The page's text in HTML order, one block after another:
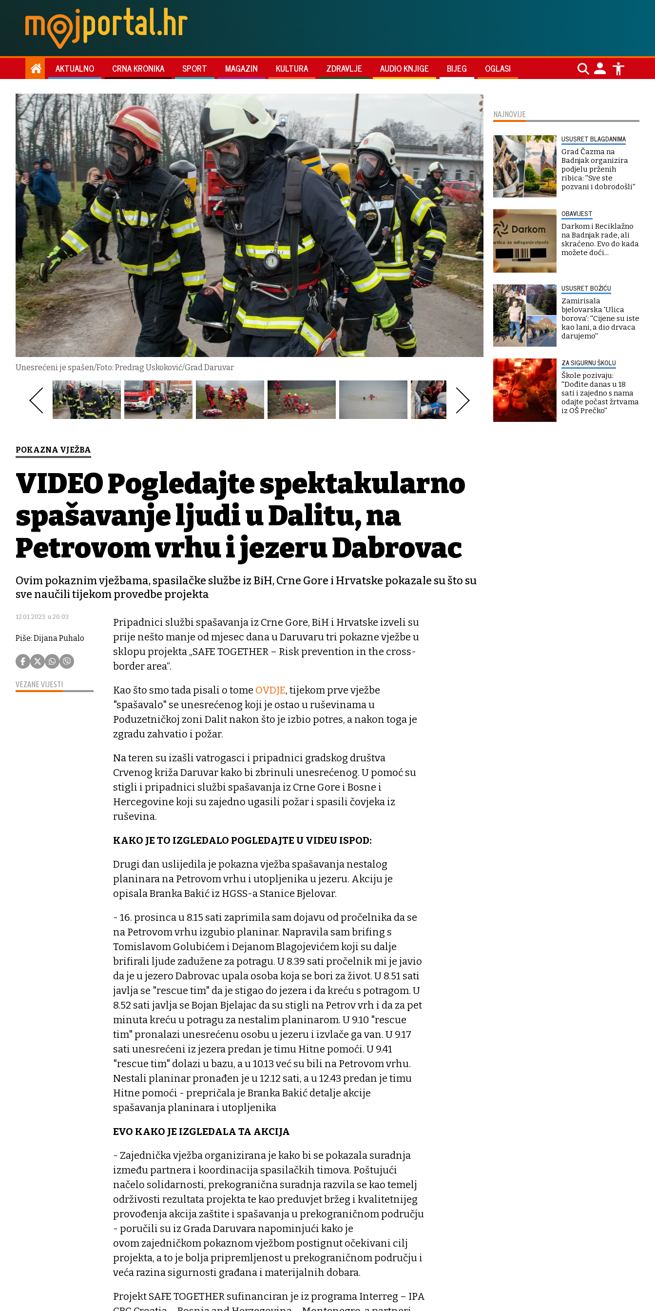
AKTUALNO CRNA KRONIKA SPORT MAGAZIN KULTURA ZDRAVLJE AUDIO KNJIGE BIJEG OGLASI
Unesrećeni je spašen/Foto: Predrag Uskoković/Grad Daruvar
POKAZNA VJEŽBA
VIDEO Pogledajte spektakularno
spašavanje ljudi u Dalitu, na
Petrovom vrhu i jezeru Dabrovac
Ovim pokaznim vježbama, spasilačke službe iz BiH, Crne Gore i Hrvatske pokazale su što su
sve naučili tijekom provedbe projekta
12.01.2023. u 20:03
Piše: Dijana Puhalo
VEZANE VIJESTI
Pripadnici službi spašavanja iz Crne Gore, BiH i Hrvatske izveli su
prije nešto manje od mjesec dana u Daruvaru tri pokazne vježbe u
sklopu projekta „SAFE TOGETHER – Risk prevention in the cross-
border area“.
Kao što smo tada pisali o tome OVDJE, tijekom prve vježbe
"spašavalo" se unesrećenog koji je ostao u ruševinama u
Poduzetničkoj zoni Dalit nakon što je izbio potres, a nakon toga je
zgradu zahvatio i požar.
Na teren su izašli vatrogasci i pripadnici gradskog društva
Crvenog križa Daruvar kako bi zbrinuli unesrećenog. U pomoć su
stigli i pripadnici službi spašavanja iz Crne Gore i Bosne i
Hercegovine koji su zajedno ugasili požar i spasili čovjeka iz
ruševina.
KAKO JE TO IZGLEDALO POGLEDAJTE U VIDEU ISPOD:
Drugi dan uslijedila je pokazna vježba spašavanja nestalog
planinara na Petrovom vrhu i utopljenika u jezeru. Akciju je
opisala Branka Bakić iz HGSS-a Stanice Bjelovar.
- 16. prosinca u 8.15 sati zaprimila sam dojavu od pročelnika da se
na Petrovom vrhu izgubio planinar. Napravila sam brifing s
Tomislavom Golubićem i Dejanom Blagojevićem koji su dalje
brifirali ljude zadužene za potragu. U 8.39 sati pročelnik mi je javio
da je u jezero Dabrovac upala osoba koja se bori za život. U 8.51 sati
javlja se "rescue tim" da je stigao do jezera i da kreću s potragom. U
8.52 sati javlja se Bojan Bjelajac da su stigli na Petrov vrh i da za pet
minuta kreću u potragu za nestalim planinarom. U 9.10 "rescue
tim" pronalazi unesrećenu osobu u jezeru i izvlače ga van. U 9.17
sati unesrećeni iz jezera predan je timu Hitne pomoći. U 9.41
"rescue tim" dolazi u bazu, a u 10.13 već su bili na Petrovom vrhu.
Nestali planinar pronađen je u 12.12 sati, a u 12.43 predan je timu
Hitne pomoći - prepričala je Branka Bakić detalje akcije
spašavanja planinara i utopljenika
EVO KAKO JE IZGLEDALA TA AKCIJA
- Zajednička vježba organizirana je kako bi se pokazala suradnja
između partnera i koordinacija spasilačkih timova. Poštujući
načelo solidarnosti, prekogranična suradnja razvila se kao temelj
održivosti rezultata projekta te kao preduvjet bržeg i kvalitetnijeg
provođenja akcija zaštite i spašavanja u prekograničnom području
- poručili su iz Grada Daruvara napominjući kako je
ovom zajedničkom pokaznom vježbom postignut očekivani cilj
projekta, a to je bolja pripremljenost u prekograničnom području i
veća razina sigurnosti građana i materijalnih dobara.
Projekt SAFE TOGETHER sufinanciran je iz programa Interreg – IPA
NAJNOVIJE
USUSRET BLAGDANIMA
Grad Čazma na
Badnjak organizira
podjelu prženih
ribica: ''Sve ste
pozvani i dobrodošli''
OBAVIJEST
Darkom i Reciklažno
na Badnjak rade, ali
skraćeno. Evo do kada
možete doći...
USUSRET BOŽIĆU
Zamirisala
bjelovarska 'Ulica
borova': ''Cijene su iste
kao lani, a dio drvaca
darujemo''
ZA SIGURNU ŠKOLU
Škole pozivaju:
''Dođite danas u 18
sati i zajedno s nama
odajte počast žrtvama
iz OŠ Prečko''